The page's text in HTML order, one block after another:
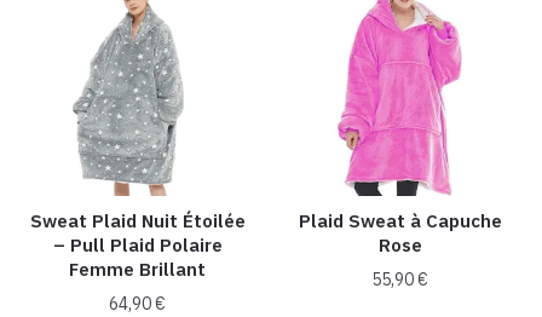
Sweat Plaid Nuit Étoilée
– Pull Plaid Polaire
Femme Brillant
64,90€
Plaid Sweat à Capuche
Rose
55,90€